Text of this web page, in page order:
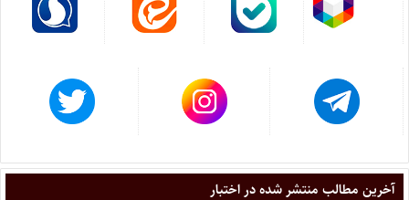
آخرین مطالب منتشر شده در اختبار